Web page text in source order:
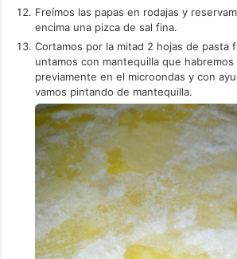
Freímos las papas en rodajas y
encima una pizca de sal fina.
Cortamos por la mitad 2 hojas de pasta
untamos con mantequilla que
previamente en el microondas y con
vamos pintando de mantequilla.